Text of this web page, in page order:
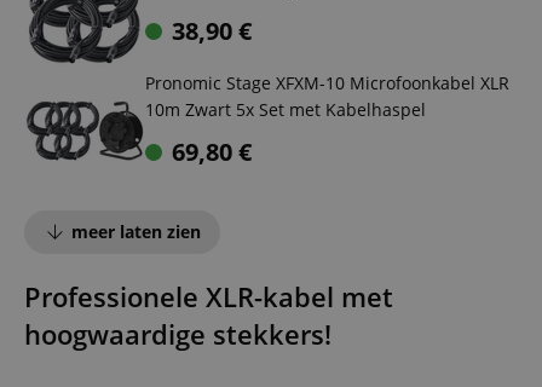
38,90€
Pronomic Stage XFXM-10 Microfoonkabel XLR
10m Zwart 5x Set met Kabelhaspel
69,80€
meer laten zien
Professionele XLR-kabel met
hoogwaardige stekkers!